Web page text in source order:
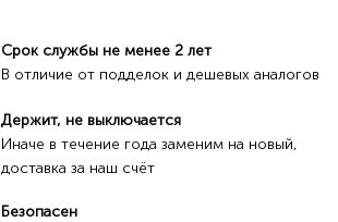
Срок службы не менее 2 лет
В отличие от подделок и дешевых аналогов
Держит, не выключается
Иначе в течение года заменим на новый,
доставка за наш счёт
Безопасен